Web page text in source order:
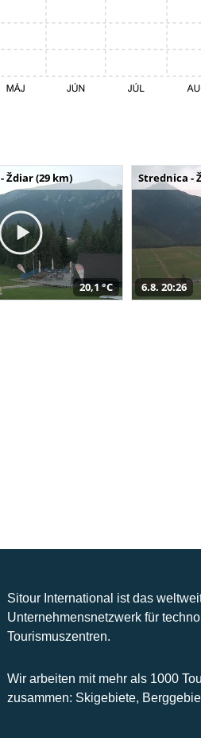
Ždiar (29 km)
20,1 °C
Strednica -
6.8. 20:26
Sitour International ist das
Unternehmensnetzwerk für
Tourismuszentren.
Wir arbeiten mit mehr als 1000
zusammen: Skigebiete,